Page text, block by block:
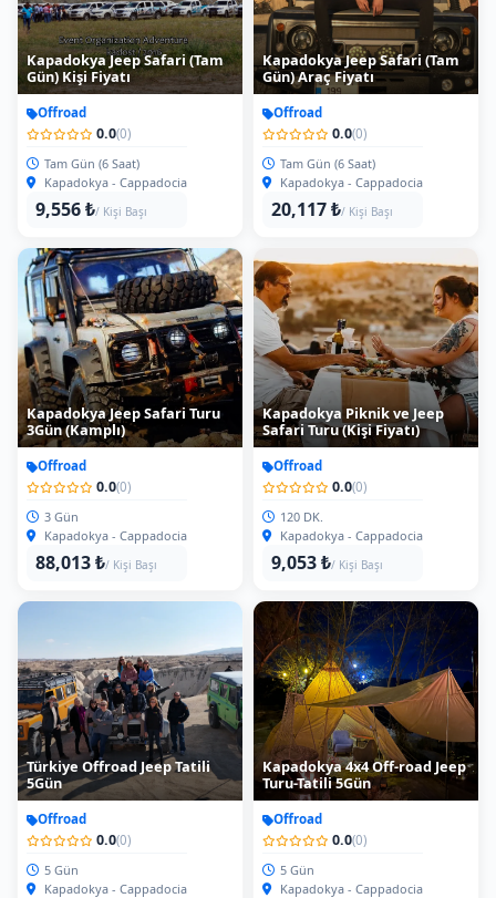
Kapadokya Jeep Safari (Tam
Gün) Kişi Fiyatı
Offroad
0.0(0)
Tam Gün (6 Saat)
Kapadokya - Cappadocia
9,556 ₺/ Kişi Başı
Kapadokya Jeep Safari (Tam
Gün) Araç Fiyatı
Offroad
0.0(0)
Tam Gün (6 Saat)
Kapadokya - Cappadocia
20,117 ₺/ Kişi Başı
Kapadokya Jeep Safari Turu
3Gün (Kamplı)
Offroad
0.0(0)
3 Gün
Kapadokya - Cappadocia
88,013 ₺/ Kişi Başı
Kapadokya Piknik ve Jeep
Safari Turu (Kişi Fiyatı)
Offroad
0.0(0)
120 DK.
Kapadokya - Cappadocia
9,053 ₺/ Kişi Başı
Türkiye Offroad Jeep Tatili
5Gün
Offroad
0.0(0)
5 Gün
Kapadokya - Cappadocia
Kapadokya 4x4 Off-road Jeep
Turu-Tatili 5Gün
Offroad
0.0(0)
5 Gün
Kapadokya - Cappadocia